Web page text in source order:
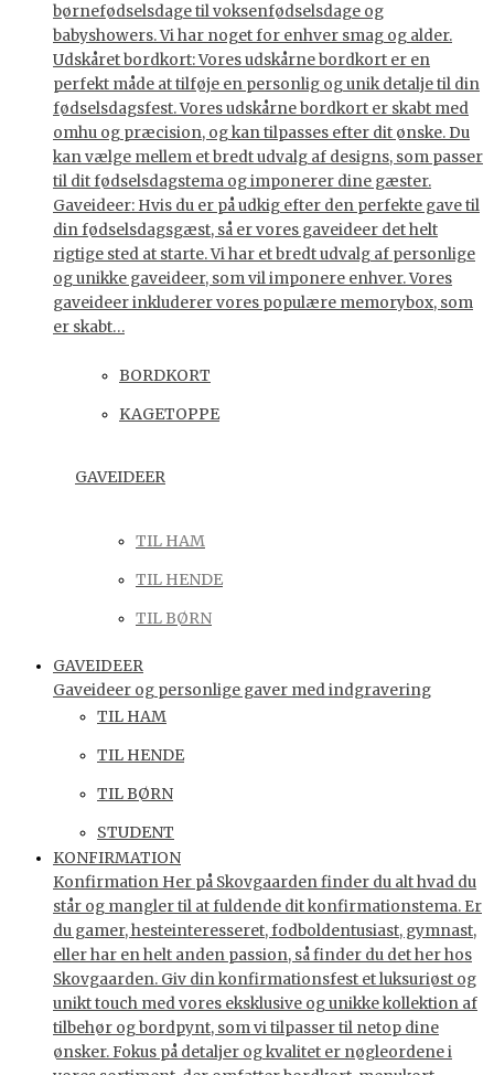
børnefødselsdage til voksenfødselsdage og
babyshowers. Vi har noget for enhver smag og alder.
Udskåret bordkort: Vores udskårne bordkort er en
perfekt måde at tilføje en personlig og unik detalje til din
fødselsdagsfest. Vores udskårne bordkort er skabt med
omhu og præcision, og kan tilpasses efter dit ønske. Du
kan vælge mellem et bredt udvalg af designs, som passer
til dit fødselsdagstema og imponerer dine gæster.
Gaveideer: Hvis du er på udkig efter den perfekte gave til
din fødselsdagsgæst, så er vores gaveideer det helt
rigtige sted at starte. Vi har et bredt udvalg af personlige
og unikke gaveideer, som vil imponere enhver. Vores
gaveideer inkluderer vores populære memorybox, som
er skabt…
BORDKORT
KAGETOPPE
GAVEIDEER
TIL HAM
TIL HENDE
TIL BØRN
GAVEIDEER
Gaveideer og personlige gaver med indgravering
TIL HAM
TIL HENDE
TIL BØRN
STUDENT
KONFIRMATION
Konfirmation Her på Skovgaarden finder du alt hvad du
står og mangler til at fuldende dit konfirmationstema. Er
du gamer, hesteinteresseret, fodboldentusiast, gymnast,
eller har en helt anden passion, så finder du det her hos
Skovgaarden. Giv din konfirmationsfest et luksuriøst og
unikt touch med vores eksklusive og unikke kollektion af
tilbehør og bordpynt, som vi tilpasser til netop dine
ønsker. Fokus på detaljer og kvalitet er nøgleordene i